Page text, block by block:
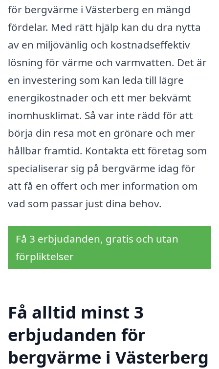
för bergvärme i Västerberg en mängd
fördelar. Med rätt hjälp kan du dra nytta
av en miljövänlig och kostnadseffektiv
lösning för värme och varmvatten. Det är
en investering som kan leda till lägre
energikostnader och ett mer bekvämt
inomhusklimat. Så var inte rädd för att
börja din resa mot en grönare och mer
hållbar framtid. Kontakta ett företag som
specialiserar sig på bergvärme idag för
att få en offert och mer information om
vad som passar just dina behov.
Få 3 erbjudanden, gratis och utan
förpliktelser
Få alltid minst 3
erbjudanden för
bergvärme i Västerberg